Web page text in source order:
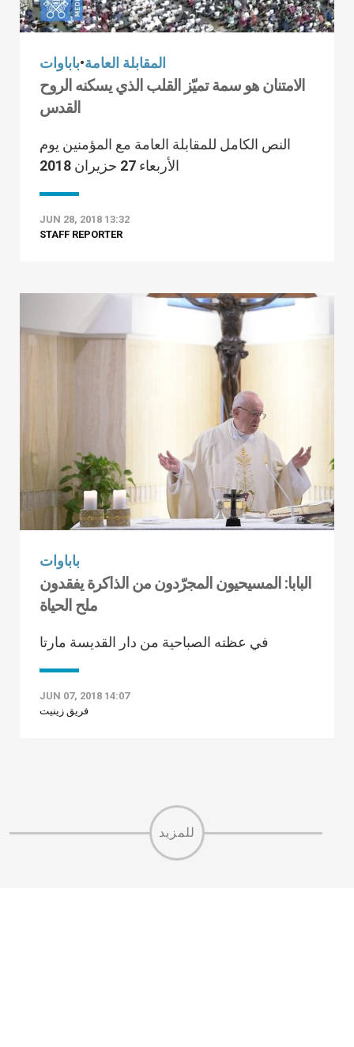
المقابلة العامة•باباوات
الامتنان هو سمة تميّز القلب الذي يسكنه الروح
القدس
النص الكامل للمقابلة العامة مع المؤمنين يوم
الأربعاء 27 حزيران 2018
JUN 28, 2018 13:32
STAFF REPORTER
باباوات
البابا: المسيحيون المجرّدون من الذاكرة يفقدون
ملح الحياة
في عظته الصباحية من دار القديسة مارتا
JUN 07, 2018 14:07
فريق زينيت
للمزيد